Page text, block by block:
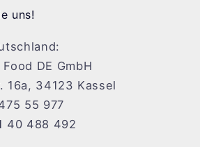
uns!
DE GmbH
16a, 34123 Kassel
55 977
40 488 492